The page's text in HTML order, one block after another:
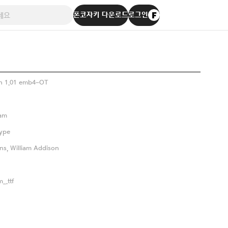
폰코자키 다운로드로그인
1.01 emb4-OT
William Addison